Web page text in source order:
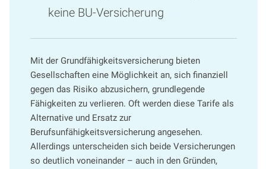
keine BU-Versicherung
Mit der Grundfähigkeitsversicherung bieten
Gesellschaften eine Möglichkeit an, sich finanziell
gegen das Risiko abzusichern, grundlegende
Fähigkeiten zu verlieren. Oft werden diese Tarife als
Alternative und Ersatz zur
Berufsunfähigkeitsversicherung angesehen.
Allerdings unterscheiden sich beide Versicherungen
so deutlich voneinander – auch in den Gründen,